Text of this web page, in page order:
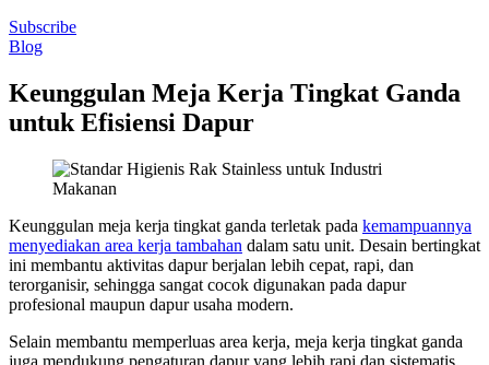
Subscribe
Blog
Keunggulan Meja Kerja Tingkat Ganda
untuk Efisiensi Dapur
Keunggulan meja kerja tingkat ganda terletak pada kemampuannya
menyediakan area kerja tambahan dalam satu unit. Desain bertingkat
ini membantu aktivitas dapur berjalan lebih cepat, rapi, dan
terorganisir, sehingga sangat cocok digunakan pada dapur
profesional maupun dapur usaha modern.
Selain membantu memperluas area kerja, meja kerja tingkat ganda
juga mendukung pengaturan dapur yang lebih rapi dan sistematis.